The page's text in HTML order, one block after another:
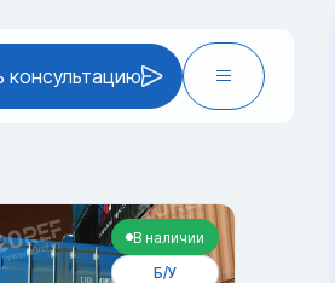
консультацию
В наличии
Б/У